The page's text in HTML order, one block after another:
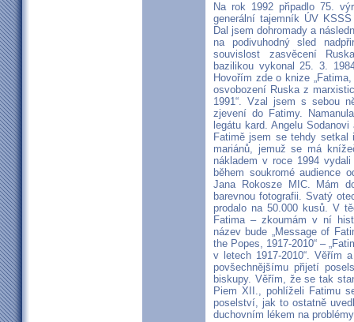
Na rok 1992 připadlo 75.
generální tajemník ÚV
Dal jsem dohromady a
na podivuhodný sled
souvislost zasvěcení
bazilikou vykonal 25. 3.
Hovořím zde o knize
osvobození Ruska z
1991“. Vzal jsem s sebou
zjevení do Fatimy.
legátu kard. Angelu
Fatimě jsem se tehdy
mariánů, jemuž se má
nákladem v roce 1994
během soukromé audience
Jana Rokosze MIC. Mám
barevnou fotografii. Svatý
prodalo na 50.000 kusů. V
Fatima – zkoumám v ní
název bude „Message of
the Popes, 1917-2010“ –
v letech 1917-2010“. Věřím
povšechnějšímu přijetí
biskupy. Věřím, že se tak
Piem XII., pohlíželi Fatimu
poselství, jak to ostatně
duchovním lékem na